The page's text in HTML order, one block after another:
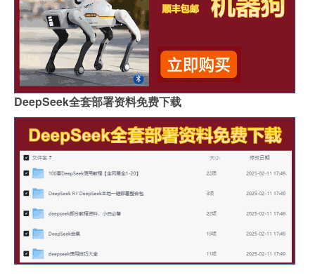
DeepSeek全套部署资料免费下载